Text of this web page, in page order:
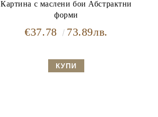
Картина с маслени бои Абстрактни
форми
€37.78 73.89лв.